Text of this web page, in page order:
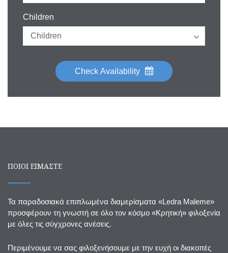
Children
Check Availability
ΠΟΙΟΙ ΕΙΜΑΣΤΕ
Τα παραδοσιακά επιπλωμένα διαμερίσματα «Ledra Maleme»
προσφέρουν τη γνωστή σε όλο τον κόσμο «Κρητική» φιλοξενία
με όλες τις σύγχρονες ανέσεις.
Περιμένουμε να σας φιλοξενήσουμε με την ευχή οι διακοπές